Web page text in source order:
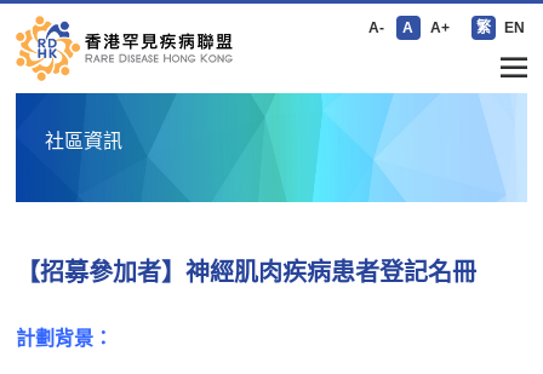
A- A A+ 繁 EN
社區資訊
【招募參加者】神經肌肉疾病患者登記名冊
計劃背景：